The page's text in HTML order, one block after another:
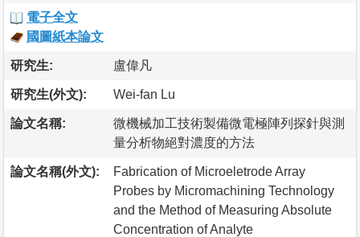
電子全文
國圖紙本論文
研究生: 盧偉凡
研究生(外文): Wei-fan Lu
論文名稱:
微機械加工技術製備微電極陣列探針與測
量分析物絕對濃度的方法
論文名稱(外文):
Fabrication of Microeletrode Array
Probes by Micromachining Technology
and the Method of Measuring Absolute
Concentration of Analyte